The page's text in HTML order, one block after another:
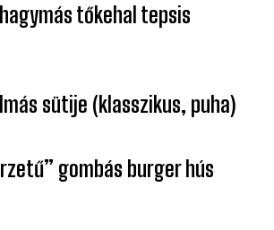
tőkehal tepsis
sütije (klasszikus, puha)
gombás burger hús